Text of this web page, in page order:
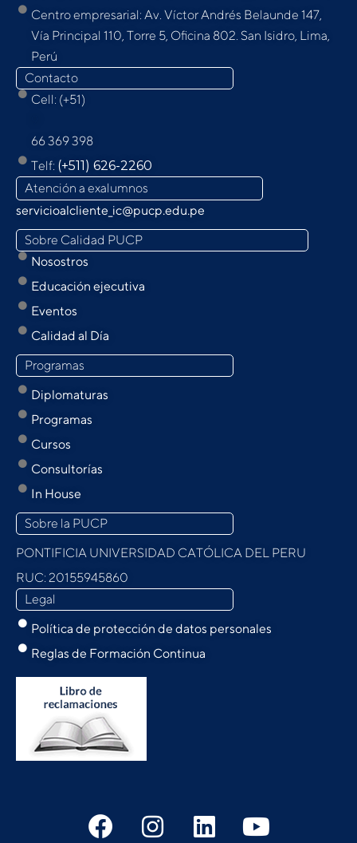
Centro empresarial: Av. Víctor Andrés Belaunde 147,
Vía Principal 110, Torre 5, Oﬁcina 802. San Isidro, Lima,
Perú
Contacto
Cell: (+51)
66 369 398
Telf: (+511) 626-2260
Atención a exalumnos
servicioalcliente_ic@pucp.edu.pe
Sobre Calidad PUCP
Nosostros
Educación ejecutiva
Eventos
Calidad al Día
Programas
Diplomaturas
Programas
Cursos
Consultorías
In House
Sobre la PUCP
PONTIFICIA UNIVERSIDAD CATÓLICA DEL PERU
RUC: 20155945860
Legal
Política de protección de datos personales
Reglas de Formación Continua